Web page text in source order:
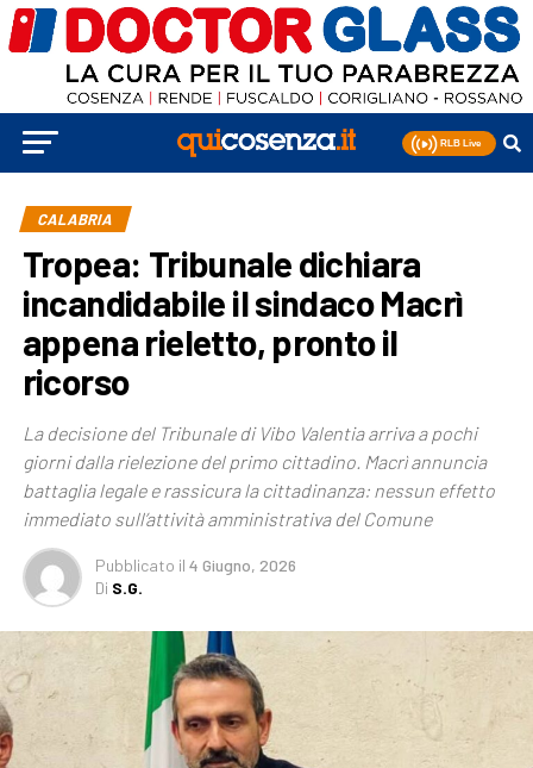
CALABRIA
Tropea: Tribunale dichiara
incandidabile il sindaco Macrì
appena rieletto, pronto il
ricorso
La decisione del Tribunale di Vibo Valentia arriva a pochi
giorni dalla rielezione del primo cittadino. Macrì annuncia
battaglia legale e rassicura la cittadinanza: nessun effetto
immediato sull’attività amministrativa del Comune
Pubblicato il 4 Giugno, 2026
Di S.G.